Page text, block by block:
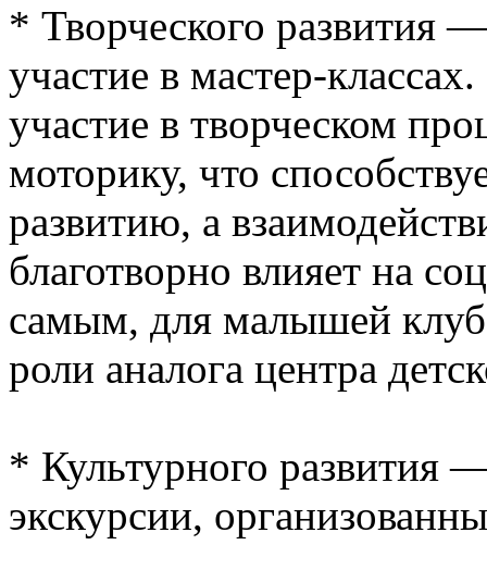
* Творческого развития
участие в мастер-
участие в творческом
моторику, что
развитию, а
благотворно влияет на
самым, для малышей
роли аналога центра
* Культурного развития
экскурсии,